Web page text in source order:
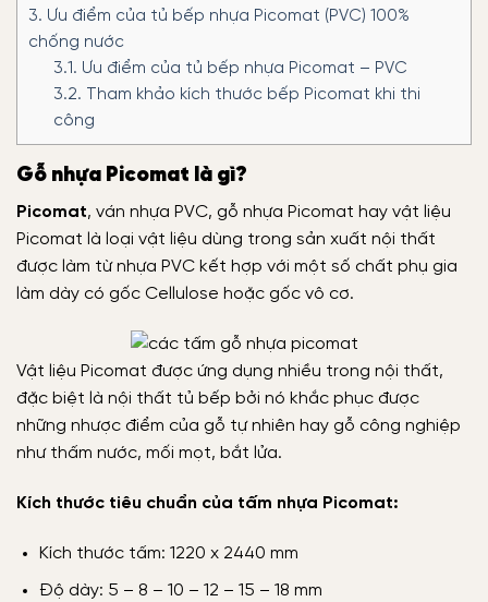
3. Ưu điểm của tủ bếp nhựa Picomat (PVC) 100%
chống nước
3.1. Ưu điểm của tủ bếp nhựa Picomat – PVC
3.2. Tham khảo kích thước bếp Picomat khi thi
công
Gỗ nhựa Picomat là gì?
Picomat, ván nhựa PVC, gỗ nhựa Picomat hay vật liệu
Picomat là loại vật liệu dùng trong sản xuất nội thất
được làm từ nhựa PVC kết hợp với một số chất phụ gia
làm dày có gốc Cellulose hoặc gốc vô cơ.
Vật liệu Picomat được ứng dụng nhiều trong nội thất,
đặc biệt là nội thất tủ bếp bởi nó khắc phục được
những nhược điểm của gỗ tự nhiên hay gỗ công nghiệp
như thấm nước, mối mọt, bắt lửa.
Kích thước tiêu chuẩn của tấm nhựa Picomat:
Kích thước tấm: 1220 x 2440 mm
Độ dày: 5 – 8 – 10 – 12 – 15 – 18 mm